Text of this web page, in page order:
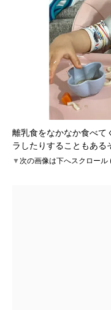
離乳食をなかなか食べて
ラしたりすることもある
▼次の画像は下へスクロール